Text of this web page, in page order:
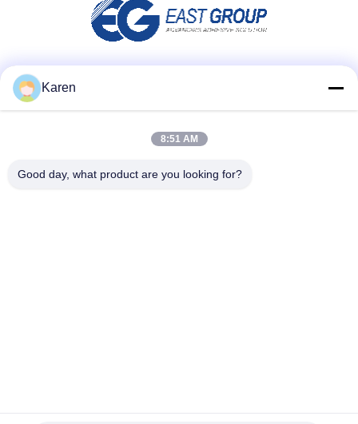
Karen
8:51 AM
Good day, what product are you looking for?